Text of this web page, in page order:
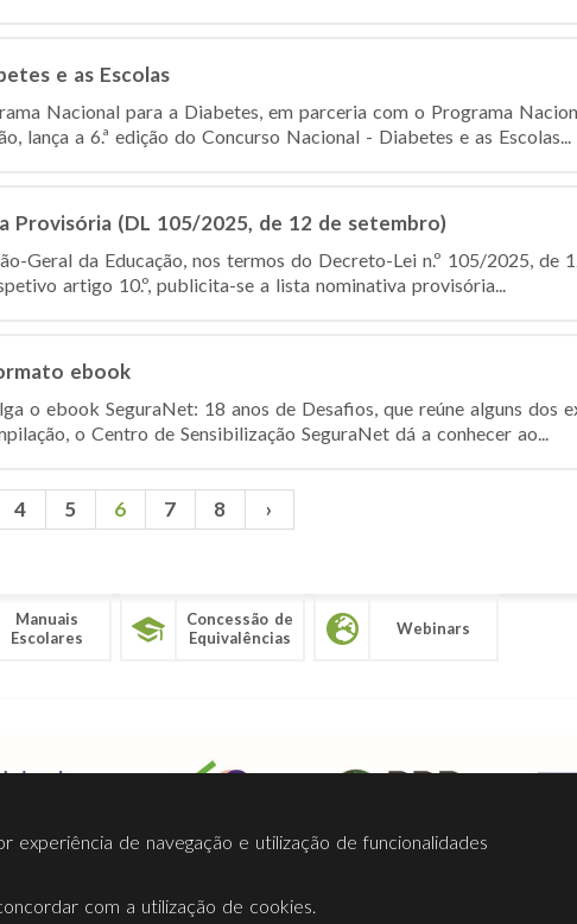
e as Escolas
Nacional para a Diabetes, em parceria com o Programa
lança a 6.ª edição do Concurso Nacional - Diabetes e as Escolas...
Provisória (DL 105/2025, de 12 de setembro)
Geral da Educação, nos termos do Decreto-Lei n.º 105/2025, de
artigo 10.º, publicita-se a lista nominativa provisória...
ebook
o ebook SeguraNet: 18 anos de Desafios, que reúne alguns dos
o Centro de Sensibilização SeguraNet dá a conhecer ao...
4 5 6 7 8 ›
Manuais
Escolares
Concessão de
Equivalências
Webinars
Contactos Ligações Facebook
de navegação e utilização de funcionalidades
com a utilização de cookies.